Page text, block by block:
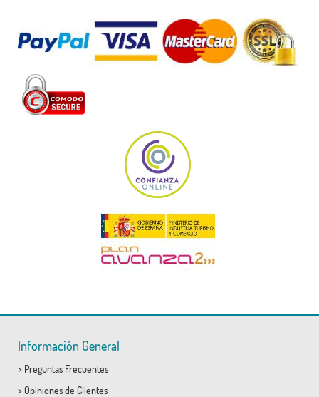
Información General
> Preguntas Frecuentes
> Opiniones de Clientes